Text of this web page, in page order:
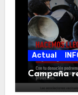
Actual
Campaña